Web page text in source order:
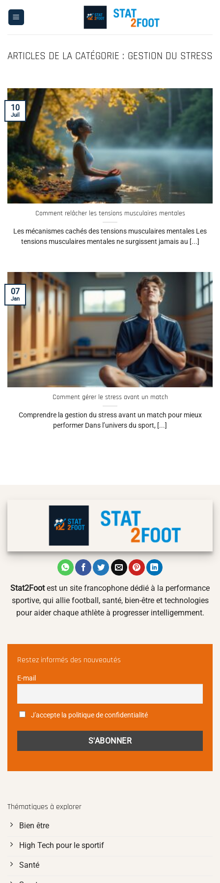
GESTION DU STRESS
Comment relâcher les tensions musculaires mentales
Les mécanismes cachés des tensions musculaires mentales Les
tensions musculaires mentales ne surgissent jamais au [...]
10
Juil
Comment gérer le stress avant un match
Comprendre la gestion du stress avant un match pour mieux
performer Dans l’univers du sport, [...]
07
Jan
Stat2Footest un site francophone dédié à la performance
sportive, qui allie football, santé, bien-être et technologies
pour aider chaque athlète à progresser intelligemment.
Restez informés des nouveautés
E-mail
J'accepte la politique de confidentialité
Thématiques à explorer
Bien être
High Tech pour le sportif
Santé